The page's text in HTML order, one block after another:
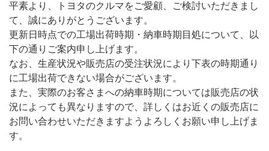
平素より、トヨタのクルマをご愛顧、ご検討いただきまし
て、誠にありがとうございます。
更新日時点での工場出荷時期・納車時期目処について、以
下の通りご案内申し上げます。
なお、生産状況や販売店の受注状況により下表の時期通り
に工場出荷できない場合がございます。
また、実際のお客さまへの納車時期については販売店の状
況によっても異なりますので、詳しくはお近くの販売店に
お問い合わせいただきますようよろしくお願い申し上げま
す。